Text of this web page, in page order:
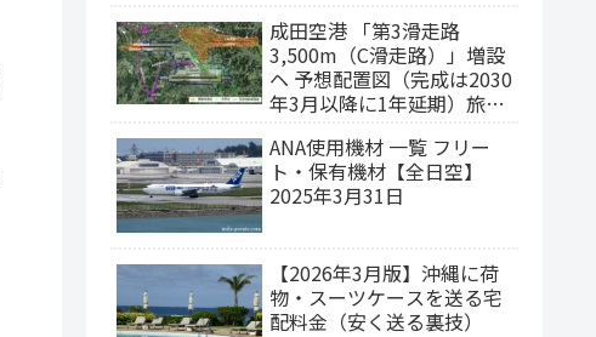
成田空港 「第3滑走路
3,500m（C滑走路）」増設
ヘ 予想配置図（完成は2030
年3月以降に1年延期）旅客
ANA使用機材 一覧 フリー
ト・保有機材【全日空】
2025年3月31日
【2026年3月版】沖縄に荷
物・スーツケースを送る宅
配料金（安く送る裏技）